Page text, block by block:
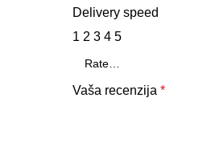
Delivery speed
1 2 3 4 5
Vaša recenzija *